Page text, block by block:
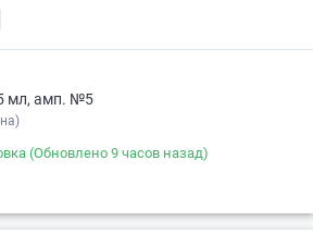
мл, амп. №5
(Обновлено 9 часов назад)